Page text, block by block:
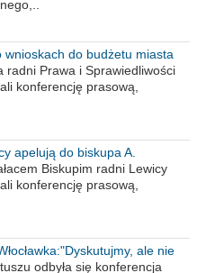
wnioskach do budżetu miasta
radni Prawa i Sprawiedliwości
konferencję prasową,
apelują do biskupa A.
Biskupim radni Lewicy
konferencję prasową,
ale nie
odbyła się konferencja